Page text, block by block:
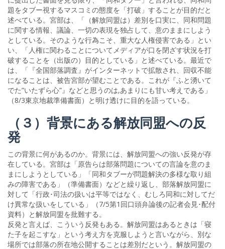
題をタブー視するマスコミの態度を「打破」することが目的だと
述べている。宮部は、「（解放同盟は）差別を口実に、同和問題
に関する情報、議論、一切の表現を独占して、意のままにしよう
としている。そのような行為こそ、重大な人権侵害である」とい
い、「人権に関わることについてメディアが口を閉ざす状況を打
破することを（出版の）目的としている」と述べている。最近で
は、「『全国部落調査』がインターネットで拡散され、回収不能
になることは、被告宮部が望むことである。これが『ふと湧いて
でた”いたずら心”』などと思うのは,あまりにも甘い考えである」
（8/3東京地裁準備書面）と明け透けに目的を語っている。
（３）背景にある解放同盟への反
発
この背景に何があるのか。背景には、解放同盟への強い反発が存
在している。宮部は「原告らは部落問題についての言論を意のま
まにしようとしている」「同和タブーが問題解決の多様な取り組
みの障害である」（準備書面）などと繰り返し、部落解放同盟に
対して「行政･司法の扱いは平等ではなく、むしろ同和に対してだ
け異常な扱いをしている」（7/5第1回口頭弁論後の記者会見･配付
資料）と解放同盟を批難する。
反発と言えば、こういう反発もある。解放同盟はあるときは「寝
た子を起こすな」という考え方を克服しようと言いながら、別な
場所では部落の所在地公開することは差別だという。解放同盟の